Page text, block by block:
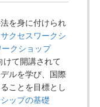
を身に付けられ
クセスワークシ
クショップ
けて開講されて
ルを学び、国際
ことを目標とし
ップの基礎